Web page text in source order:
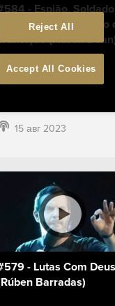
- Espião,
- Uma Lição
(Austin
15 авг 2023
- Lutas Com Deus
Barradas)
Reject All
Accept All Cookies